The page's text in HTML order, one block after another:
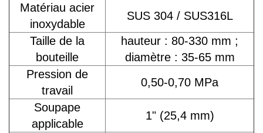
Matériau acier
inoxydable
SUS 304 / SUS316L
Taille de la
bouteille
hauteur : 80-330 mm ;
diamètre : 35-65 mm
Pression de
travail
0,50-0,70 MPa
Soupape
applicable
1" (25,4 mm)